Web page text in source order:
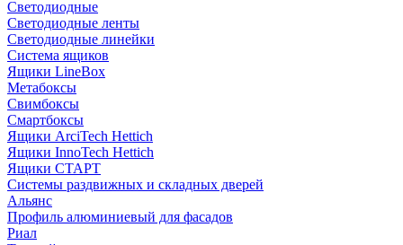
Светодиодные
Светодиодные ленты
Светодиодные линейки
Система ящиков
Ящики LineBox
Метабоксы
Свимбоксы
Смартбоксы
Ящики ArciTech Hettich
Ящики InnoTech Hettich
Ящики СТАРТ
Системы раздвижных и складных дверей
Альянс
Профиль алюминиевый для фасадов
Риал